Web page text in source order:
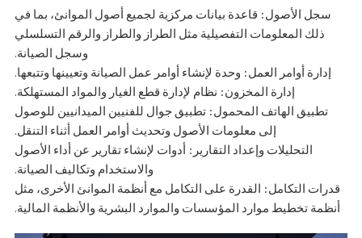
سجل الأصول: قاعدة بيانات مركزية لجميع أصول الموانئ، بما في
ذلك المعلومات التفصيلية مثل الطراز والطراز والرقم التسلسلي
وسجل الصيانة.
إدارة أوامر العمل: وحدة لإنشاء أوامر عمل الصيانة وتعيينها وتتبعها.
إدارة المخزون: نظام لإدارة قطع الغيار والمواد المستهلكة.
تطبيق الهاتف المحمول: تطبيق جوال للفنيين الميدانيين للوصول
إلى معلومات الأصول وتحديث أوامر العمل أثناء التنقل.
التحليلات وإعداد التقارير: أدوات لإنشاء تقارير عن أداء الأصول
والاستخدام وتكاليف الصيانة.
قدرات التكامل: القدرة على التكامل مع أنظمة الموانئ الأخرى، مثل
أنظمة تخطيط موارد المؤسسات والموارد البشرية والأنظمة المالية.